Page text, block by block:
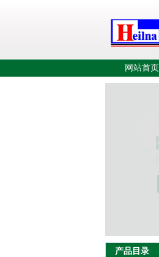
网站首页
产品目录